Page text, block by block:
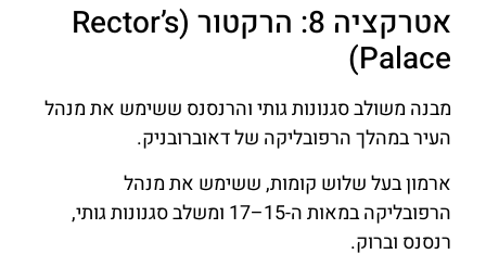
אטרקציה 8: הרקטור (Rector’s
Palace)
מבנה משולב סגנונות גותי והרנסנס ששימש את מנהל
העיר במהלך הרפובליקה של דאוברובניק.
ארמון בעל שלוש קומות, ששימש את מנהל
הרפובליקה במאות ה-15–17 ומשלב סגנונות גותי,
רנסנס וברוק.